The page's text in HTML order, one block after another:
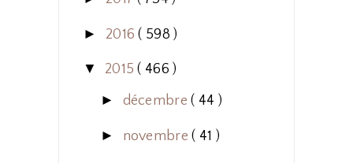
► 2016( 598 )
▼ 2015( 466 )
► décembre( 44 )
► novembre( 41 )